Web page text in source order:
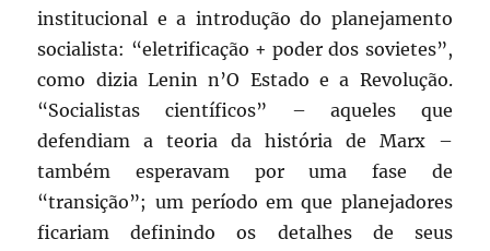
institucional e a introdução do planejamento
socialista: “eletrificação + poder dos sovietes”,
como dizia Lenin n’O Estado e a Revolução.
“Socialistas científicos” – aqueles que
defendiam a teoria da história de Marx –
também esperavam por uma fase de
“transição”; um período em que planejadores
ficariam definindo os detalhes de seus